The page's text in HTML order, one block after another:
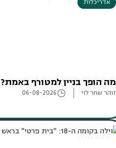
אדריכלות
מה הופך בניין למטורף באמת?
זוהר שחר לוי 06-08-2026
עיצוב בתים